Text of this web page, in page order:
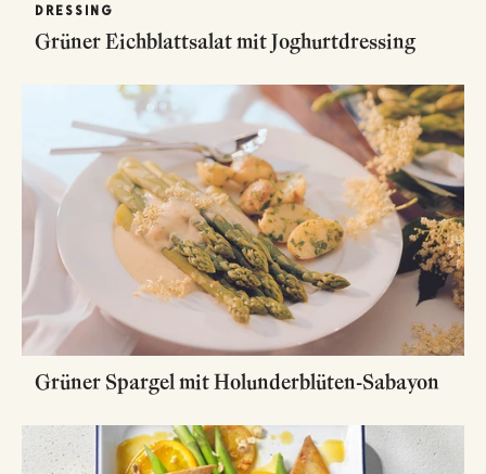
DRESSING
Grüner Eichblattsalat mit Joghurtdressing
Grüner Spargel mit Holunderblüten-Sabayon